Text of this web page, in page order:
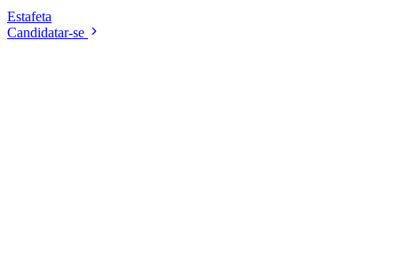
Estafeta
Candidatar-se